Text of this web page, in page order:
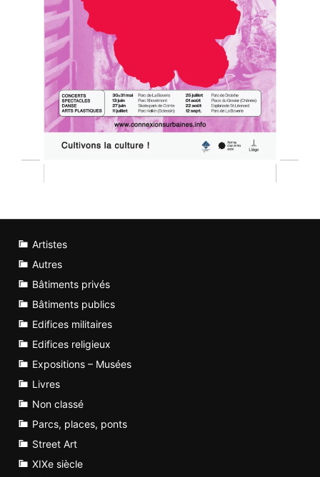
Artistes
Autres
Bâtiments privés
Bâtiments publics
Edifices militaires
Edifices religieux
Expositions – Musées
Livres
Non classé
Parcs, places, ponts
Street Art
XIXe siècle